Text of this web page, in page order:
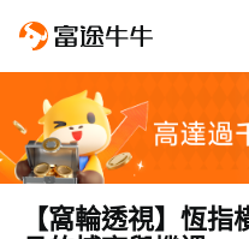
【窩輪透視】恆